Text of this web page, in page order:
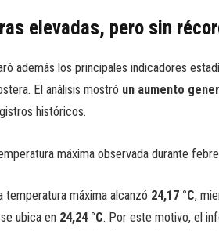
elevadas, pero sin
además los principales indicadores
El análisis mostró un aumento
históricos.
máxima observada durante
temperatura máxima alcanzó 24,17 °C,
ubica en 24,24 °C. Por este motivo, el